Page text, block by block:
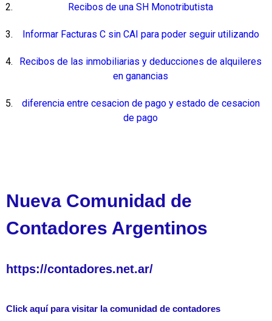
Recibos de una SH Monotributista
Informar Facturas C sin CAI para poder seguir utilizando
Recibos de las inmobiliarias y deducciones de alquileres
en ganancias
diferencia entre cesacion de pago y estado de cesacion
de pago
Nueva Comunidad de
Contadores Argentinos
https://contadores.net.ar/
Click aquí para visitar la comunidad de contadores